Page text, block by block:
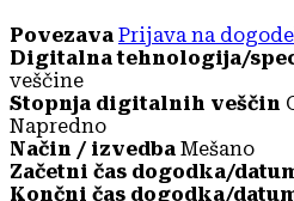
Povezava Prijava na
Digitalna tehnologija/
veščine
Stopnja digitalnih veščin
Napredno
Način / izvedba Mešano
Začetni čas dogodka/
Končni čas dogodka/